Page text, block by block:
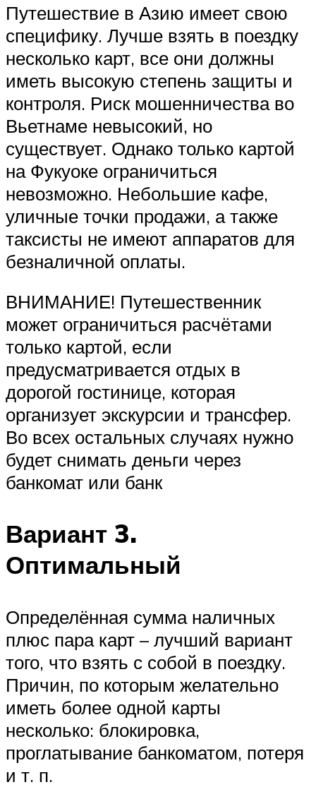
Путешествие в Азию имеет свою
специфику. Лучше взять в поездку
несколько карт, все они должны
иметь высокую степень защиты и
контроля. Риск мошенничества во
Вьетнаме невысокий, но
существует. Однако только картой
на Фукуоке ограничиться
невозможно. Небольшие кафе,
уличные точки продажи, а также
таксисты не имеют аппаратов для
безналичной оплаты.
ВНИМАНИЕ! Путешественник
может ограничиться расчётами
только картой, если
предусматривается отдых в
дорогой гостинице, которая
организует экскурсии и трансфер.
Во всех остальных случаях нужно
будет снимать деньги через
банкомат или банк
Вариант 3.
Оптимальный
Определённая сумма наличных
плюс пара карт – лучший вариант
того, что взять с собой в поездку.
Причин, по которым желательно
иметь более одной карты
несколько: блокировка,
проглатывание банкоматом, потеря
и т. п.